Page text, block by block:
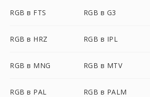
RGB в FTS RGB в G3
RGB в HRZ RGB в IPL
RGB в MNG RGB в MTV
RGB в PAL RGB в PALM